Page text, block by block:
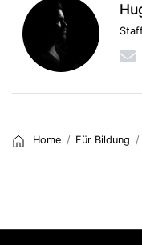
Home Für Bildung